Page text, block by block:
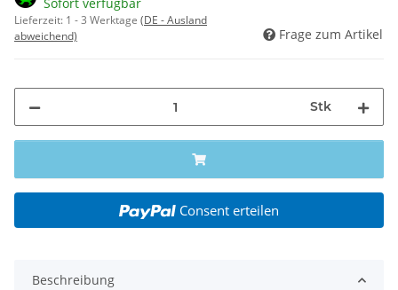
Lieferzeit: 1 - 3 Werktage (DE - Ausland
abweichend)
Frage zum Artikel
Stk
Consent erteilen
Beschreibung